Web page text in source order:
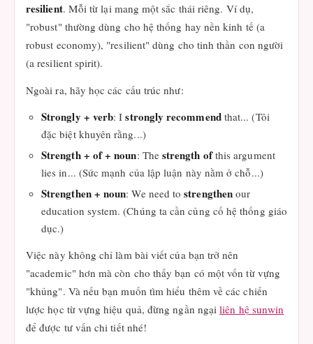
resilient. Mỗi từ lại mang một sắc thái riêng. Ví dụ,
"robust" thường dùng cho hệ thống hay nền kinh tế (a
robust economy), "resilient" dùng cho tinh thần con người
(a resilient spirit).
Ngoài ra, hãy học các cấu trúc như:
Strongly + verb: Istrongly recommendthat... (Tôi
đặc biệt khuyên rằng...)
Strength + of + noun: The strength ofthis argument
lies in... (Sức mạnh của lập luận này nằm ở chỗ...)
Strengthen + noun: We need tostrengthen our
education system. (Chúng ta cần củng cố hệ thống giáo
dục.)
Việc này không chỉ làm bài viết của bạn trở nên
"academic" hơn mà còn cho thấy bạn có một vốn từ vựng
"khủng". Và nếu bạn muốn tìm hiểu thêm về các chiến
lược học từ vựng hiệu quả, đừng ngần ngạiliên hệ sunwin
để được tư vấn chi tiết nhé!